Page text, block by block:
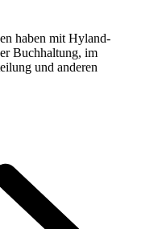
haben mit Hyland-
Buchhaltung, im
und anderen